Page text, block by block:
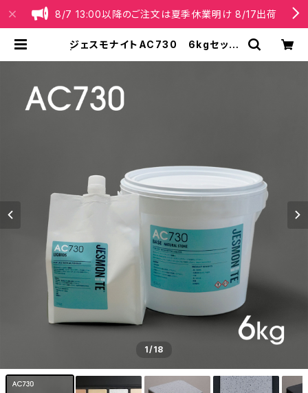
8/7 13:00以降のご注文は夏季休業明け 8/17出荷
ジェスモナイトAC730 6kgセット
1/18